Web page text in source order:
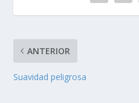
ANTERIOR
Suavidad peligrosa